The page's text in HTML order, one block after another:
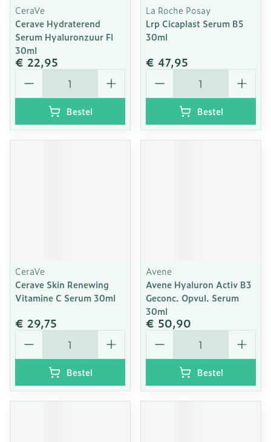
CeraVe
Cerave Hydraterend
Serum Hyaluronzuur Fl
30ml
€ 22,95
Aantal
Bestel
La Roche Posay
Lrp Cicaplast Serum B5
30ml
€ 47,95
Aantal
Bestel
CeraVe
Cerave Skin Renewing
Vitamine C Serum 30ml
€ 29,75
Aantal
Bestel
Avene
Avene Hyaluron Activ B3
Geconc. Opvul. Serum
30ml
€ 50,90
Aantal
Bestel